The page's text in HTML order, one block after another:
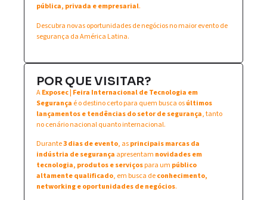
pública, privada e empresarial.
Descubra novas oportunidades de negócios no maior evento de
segurança da América Latina.
POR QUE VISITAR?
AExposec | Feira Internacional de Tecnologia em
Segurança é o destino certo para quem busca osúltimos
lançamentos e tendências do setor de segurança, tanto
no cenário nacional quanto internacional.
Durante3 dias de evento, asprincipais marcas da
indústria de segurança apresentam novidades em
tecnologia, produtos e serviçospara um público
altamente qualificado, em busca deconhecimento,
networking e oportunidades de negócios.